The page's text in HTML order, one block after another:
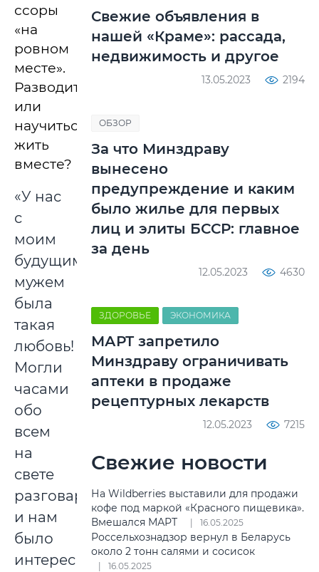
ссоры
«на
ровном
месте».
Разводиться
или
научиться
жить
вместе?
«У нас
с
моим
будущим
мужем
была
такая
любовь!
Могли
часами
обо
всем
на
свете
разговаривать
и нам
было
интересно
Свежие объявления в
нашей «Краме»: рассада,
недвижимость и другое
13.05.2023 2194
ОБЗОР
За что Минздраву
вынесено
предупреждение и каким
было жилье для первых
лиц и элиты БССР: главное
за день
12.05.2023 4630
ЗДОРОВЬЕ ЭКОНОМИКА
МАРТ запретило
Минздраву ограничивать
аптеки в продаже
рецептурных лекарств
12.05.2023 7215
Свежие новости
На Wildberries выставили для продажи
кофе под маркой «Красного пищевика».
Вмешался МАРТ
16.05.2025
Россельхознадзор вернул в Беларусь
около 2 тонн салями и сосисок
16.05.2025